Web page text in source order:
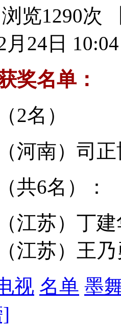
览1290次
月24日 10:04
奖名单：
名）
南）司正
6名）：
苏）丁建
苏）王乃
视 名单 墨